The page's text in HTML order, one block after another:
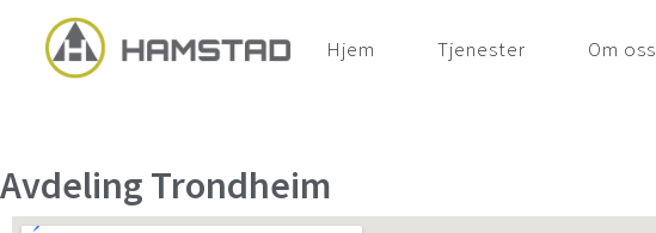
Hjem Tjenester Om oss
Avdeling Trondheim